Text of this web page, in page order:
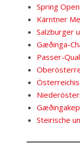
Spring
Kärntner
Salzburger
Gæðinga-
Passer-
Steirische